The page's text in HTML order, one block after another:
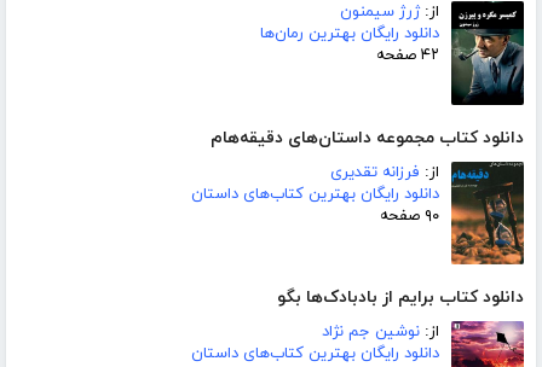
از:ژرژ سیمنون
دانلود رایگان بهترین رمان‌ها
۴۲ صفحه
دانلود کتاب مجموعه داستان‌های دقیقه‌هام
از: فرزانه تقدیری
دانلود رایگان بهترین کتاب‌های داستان
۹۰ صفحه
دانلود کتاب برایم از بادبادک‌ها بگو
از: نوشین جم نژاد
دانلود رایگان بهترین کتاب‌های داستان